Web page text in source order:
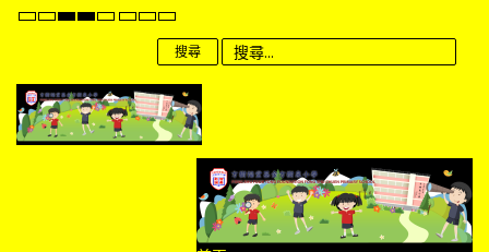
Default
NightHighHighHigh
Contrast
Set
Smaller
Set
Default
Set
Larger
Font
搜尋